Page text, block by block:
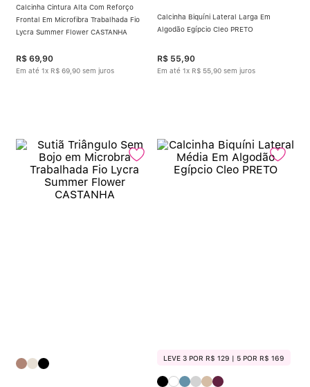
Calcinha Cintura Alta Com Reforço
Frontal Em Microfibra Trabalhada Fio
Lycra Summer Flower CASTANHA
R$ 69,90
Em até 1x R$ 69 90 sem juros
Calcinha Biquíni Lateral Larga Em
Algodão Egípcio Cleo PRETO
R$ 55,90
Em até 1x R$ 55 90 sem juros
LEVE 3 POR R$ 129 | 5 POR R$ 169